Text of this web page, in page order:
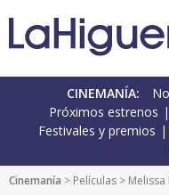
CINEMANÍA:
Próximos estrenos
Festivales y premios
Cinemanía > Películas > Melissa